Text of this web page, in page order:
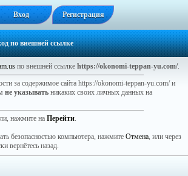
Вход Регистрация
по внешней ссылке
по внешней ссылке https://okonomi-teppan-yu.com/.
за содержимое сайта https://okonomi-teppan-yu.com/ и
не указывать никаких своих личных данных на
нажмите на Перейти.
безопасностью компьютера, нажмите Отмена, или через
вернётесь назад.